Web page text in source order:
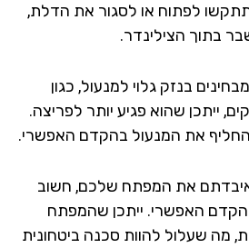
לפתוח או לסגור את הדלת,
הצילינדר.
בנזק גלוי למנעול, כגון
שהוא פגיע יותר לפריצה.
את המנעול בהקדם האפשרי.
את המפתח שלכם, חשוב
האפשרי. ייתכן שהמפתח
שעלול להוות סכנה ביטחונית